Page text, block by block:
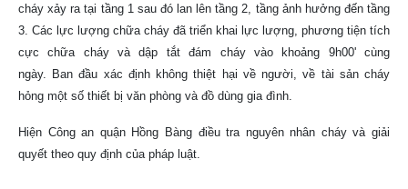
cháy xảy ra tại tầng 1 sau đó lan lên tầng 2, tầng ảnh hưởng đến tầng
3. Các lực lượng chữa cháy đã triển khai lực lượng, phương tiện tích
cực chữa cháy và dập tắt đám cháy vào khoảng 9h00' cùng
ngày. Ban đầu xác định không thiệt hại về người, về tài sản cháy
hỏng một số thiết bị văn phòng và đồ dùng gia đình.
Hiện Công an quận Hồng Bàng điều tra nguyên nhân cháy và giải
quyết theo quy định của pháp luật.